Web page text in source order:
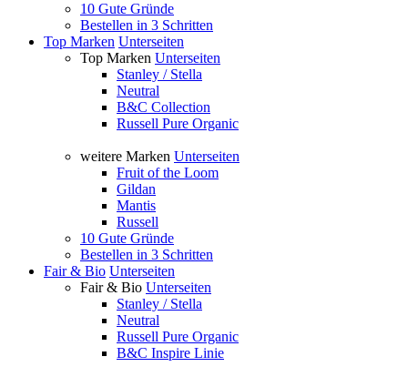
10 Gute Gründe
Bestellen in 3 Schritten
Top Marken Unterseiten
Top Marken Unterseiten
Stanley / Stella
Neutral
B&C Collection
Russell Pure Organic
weitere Marken Unterseiten
Fruit of the Loom
Gildan
Mantis
Russell
10 Gute Gründe
Bestellen in 3 Schritten
Fair & Bio Unterseiten
Fair & Bio Unterseiten
Stanley / Stella
Neutral
Russell Pure Organic
B&C Inspire Linie